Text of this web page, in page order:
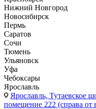
Нижний Новгород
Новосибирск
Пермь
Саратов
Сочи
Тюмень
Ульяновск
Уфа
Чебоксары
Ярославль
Ярославль, Тутаевское
помещение 222 (справа от